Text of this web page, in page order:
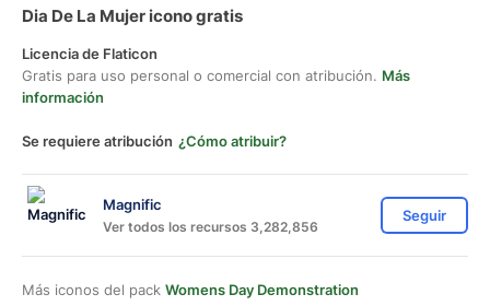
Dia De La Mujer icono gratis
Licencia de Flaticon
Gratis para uso personal o comercial con atribución. Más
información
Se requiere atribución ¿Cómo atribuir?
Magnific
Ver todos los recursos 3,282,856
Seguir
Más iconos del pack Womens Day Demonstration